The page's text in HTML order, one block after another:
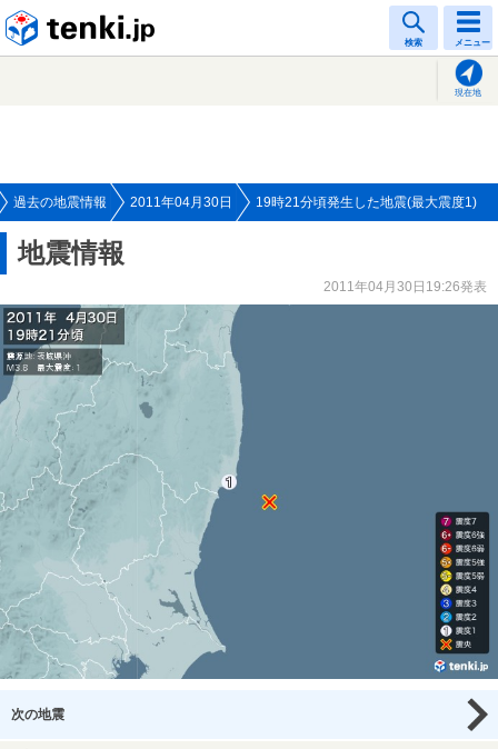
検索 メニュー
現在地
過去の地震情報 2011年04月30日 19時21分頃発生した地震(最大震度1)
地震情報
2011年04月30日19:26発表
次の地震